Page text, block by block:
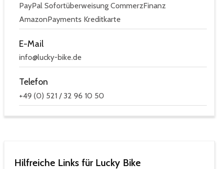
PayPal Sofortüberweisung CommerzFinanz
AmazonPayments Kreditkarte
E-Mail
info@lucky-bike.de
Telefon
+49 (0) 521 / 32 96 10 50
Hilfreiche Links für Lucky Bike